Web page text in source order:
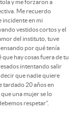
y me forzaron a
Me recuerdo
incidente en mi
vestidos cortos y el
del instituto, tuve
por qué tenía
hay cosas fuera de tu
intentando salir
que nadie quiere
tardado 20 años en
una mujer se lo
respetar”.